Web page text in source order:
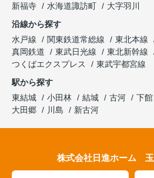
新福寺
水海道諏訪町
大字羽川
沿線から探す
水戸線
関東鉄道常総線 東北本線
真岡鉄道
東武日光線 東北新幹線
つくばエクスプレス
東武宇都宮線
駅から探す
東結城
小田林 結城 古河 下館
大田郷
川島 新古河
株式会社日進ホーム